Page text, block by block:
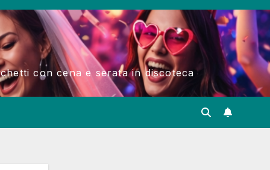
con cena e serata in discoteca